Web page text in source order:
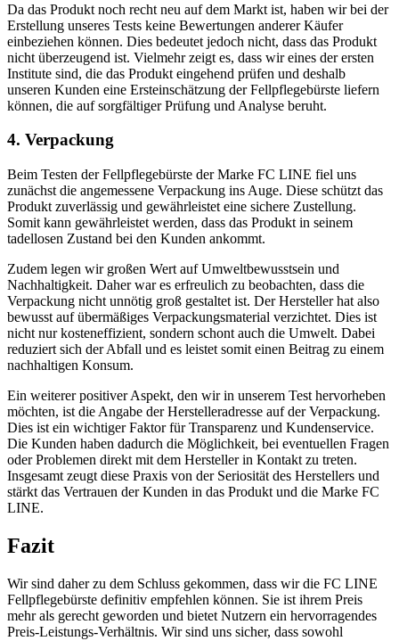
Da das Produkt noch recht neu auf dem Markt ist, haben wir bei der
Erstellung unseres Tests keine Bewertungen anderer Käufer
einbeziehen können. Dies bedeutet jedoch nicht, dass das Produkt
nicht überzeugend ist. Vielmehr zeigt es, dass wir eines der ersten
Institute sind, die das Produkt eingehend prüfen und deshalb
unseren Kunden eine Ersteinschätzung der Fellpflegebürste liefern
können, die auf sorgfältiger Prüfung und Analyse beruht.
4. Verpackung
Beim Testen der Fellpflegebürste der Marke FC LINE fiel uns
zunächst die angemessene Verpackung ins Auge. Diese schützt das
Produkt zuverlässig und gewährleistet eine sichere Zustellung.
Somit kann gewährleistet werden, dass das Produkt in seinem
tadellosen Zustand bei den Kunden ankommt.
Zudem legen wir großen Wert auf Umweltbewusstsein und
Nachhaltigkeit. Daher war es erfreulich zu beobachten, dass die
Verpackung nicht unnötig groß gestaltet ist. Der Hersteller hat also
bewusst auf übermäßiges Verpackungsmaterial verzichtet. Dies ist
nicht nur kosteneffizient, sondern schont auch die Umwelt. Dabei
reduziert sich der Abfall und es leistet somit einen Beitrag zu einem
nachhaltigen Konsum.
Ein weiterer positiver Aspekt, den wir in unserem Test hervorheben
möchten, ist die Angabe der Herstelleradresse auf der Verpackung.
Dies ist ein wichtiger Faktor für Transparenz und Kundenservice.
Die Kunden haben dadurch die Möglichkeit, bei eventuellen Fragen
oder Problemen direkt mit dem Hersteller in Kontakt zu treten.
Insgesamt zeugt diese Praxis von der Seriosität des Herstellers und
stärkt das Vertrauen der Kunden in das Produkt und die Marke FC
LINE.
Fazit
Wir sind daher zu dem Schluss gekommen, dass wir die FC LINE
Fellpflegebürste definitiv empfehlen können. Sie ist ihrem Preis
mehr als gerecht geworden und bietet Nutzern ein hervorragendes
Preis-Leistungs-Verhältnis. Wir sind uns sicher, dass sowohl